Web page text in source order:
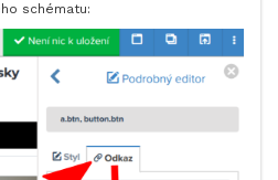
schématu: